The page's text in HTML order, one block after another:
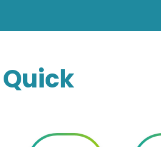
Quick